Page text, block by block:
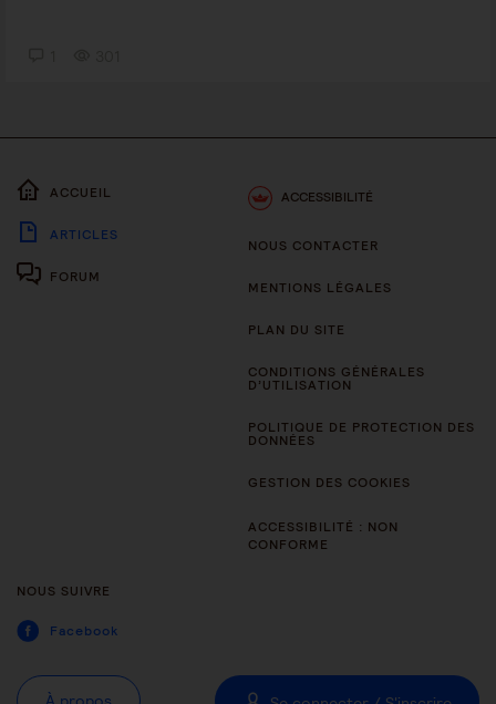
ACCUEIL
ARTICLES
FORUM
ACCESSIBILITÉ
NOUS CONTACTER
MENTIONS LÉGALES
PLAN DU SITE
CONDITIONS GÉNÉRALES
D’UTILISATION
POLITIQUE DE PROTECTION DES
DONNÉES
GESTION DES COOKIES
ACCESSIBILITÉ : NON
CONFORME
NOUS SUIVRE
Facebook